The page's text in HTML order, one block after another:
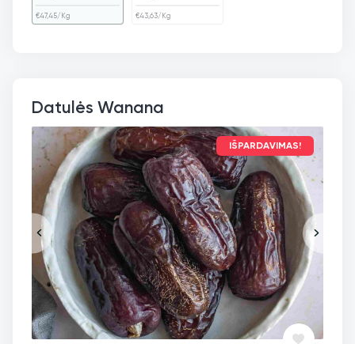
€47,45/Kg €43,63/Kg
Datulės Wanana
IŠPARDAVIMAS!